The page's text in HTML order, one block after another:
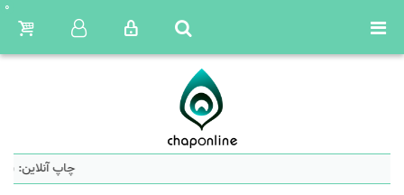
0
چاپ آنلاین: